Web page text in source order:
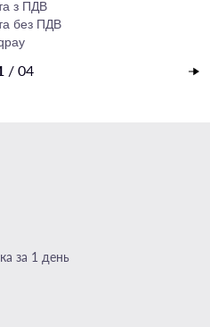
з ПДВ
без ПДВ
/ 04
за 1 день